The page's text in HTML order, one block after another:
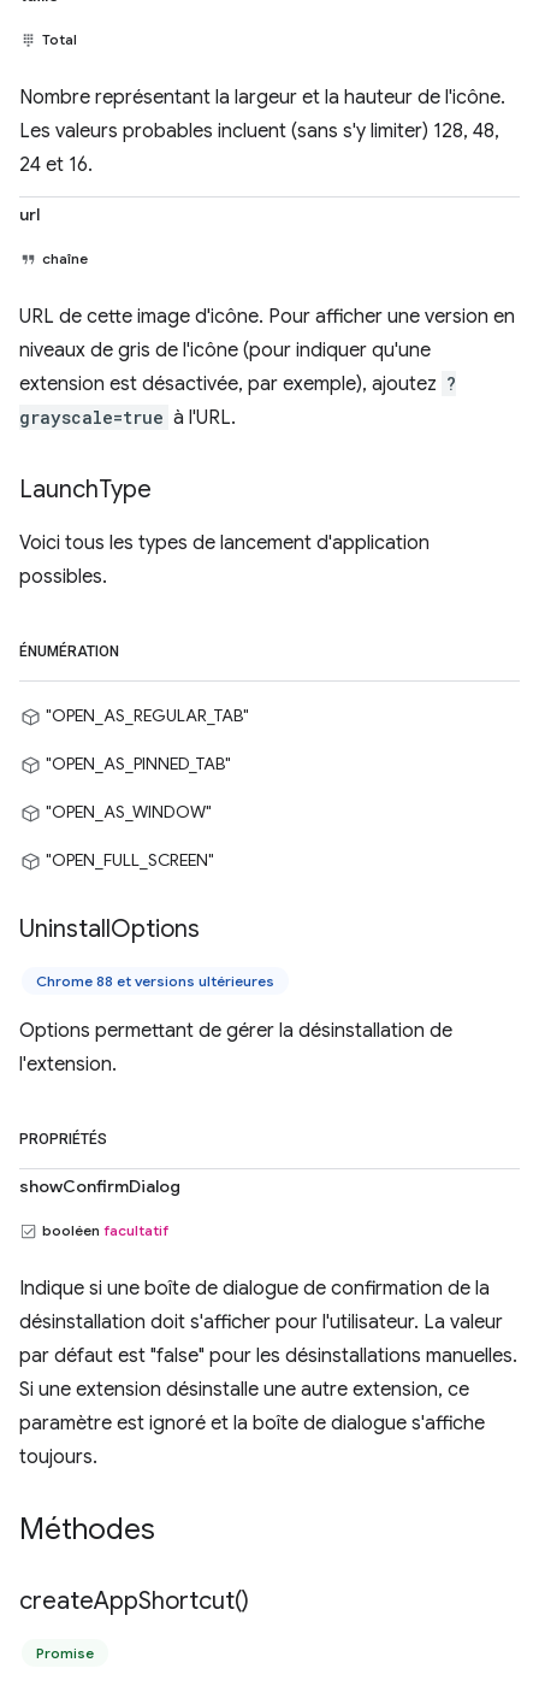
Total
Nombre représentant la largeur et la hauteur de l'icône.
Les valeurs probables incluent (sans s'y limiter) 128, 48,
24 et 16.
url
chaîne
URL de cette image d'icône. Pour afficher une version en
niveaux de gris de l'icône (pour indiquer qu'une
extension est désactivée, par exemple), ajoutez ?
grayscale=true à l'URL.
LaunchType
Voici tous les types de lancement d'application
possibles.
ÉNUMÉRATION
"OPEN_AS_REGULAR_TAB"
"OPEN_AS_PINNED_TAB"
"OPEN_AS_WINDOW"
"OPEN_FULL_SCREEN"
UninstallOptions
Chrome 88 et versions ultérieures
Options permettant de gérer la désinstallation de
l'extension.
PROPRIÉTÉS
showConfirmDialog
booléen facultatif
Indique si une boîte de dialogue de confirmation de la
désinstallation doit s'afficher pour l'utilisateur. La valeur
par défaut est "false" pour les désinstallations manuelles.
Si une extension désinstalle une autre extension, ce
paramètre est ignoré et la boîte de dialogue s'affiche
toujours.
Méthodes
createAppShortcut()
Promise